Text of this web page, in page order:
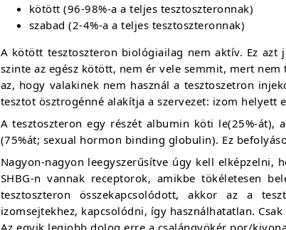
kötött (96-98%-a a teljes tesztoszteronnak)
szabad (2-4%-a a teljes tesztoszteronnak)
A kötött tesztoszteron biológiailag nem aktív. Ez
szinte az egész kötött, nem ér vele semmit, mert
az, hogy valakinek nem használ a tesztoszetron
tesztot ösztrogénné alakítja a szervezet: izom helyett
A tesztoszteron egy részét albumin köti le(25%-át),
(75%át; sexual hormon binding globulin). Ez
Nagyon-nagyon leegyszerűsítve úgy kell elképzelni,
SHBG-n vannak receptorok, amikbe tökéletesen
tesztoszteron összekapcsolódott, akkor az a
izomsejtekhez, kapcsolódni, így használhatatlan.
Az egyik legjobb dolog erre a csalángyökér por/